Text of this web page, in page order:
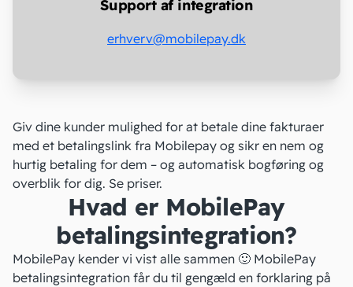
Support af integration
erhverv@mobilepay.dk
Giv dine kunder mulighed for at betale dine fakturaer
med et betalingslink fra Mobilepay og sikr en nem og
hurtig betaling for dem – og automatisk bogføring og
overblik for dig. Se priser.
Hvad er MobilePay
betalingsintegration?
MobilePay kender vi vist alle sammen 🙂 MobilePay
betalingsintegration får du til gengæld en forklaring på